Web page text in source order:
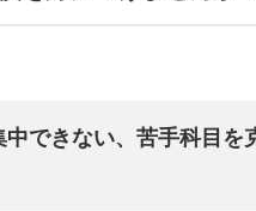
中できない、苦手科目を